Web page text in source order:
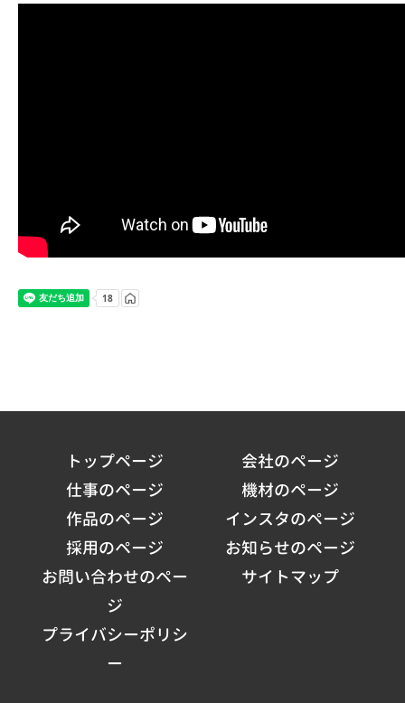
トップページ
会社のページ
仕事のページ
機材のページ
作品のページ
インスタのページ
採用のページ
お知らせのページ
お問い合わせのペー
ジ
サイトマップ
プライバシーポリシ
ー